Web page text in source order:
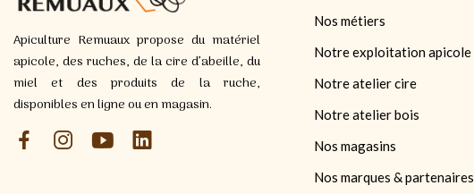
Apiculture Remuaux propose du matériel
apicole, des ruches, de la cire d’abeille, du
miel et des produits de la ruche,
disponibles en ligne ou en magasin.
Nos métiers
Notre exploitation apicole
Notre atelier cire
Notre atelier bois
Nos magasins
Nos marques & partenaires